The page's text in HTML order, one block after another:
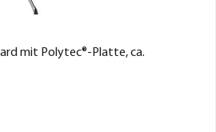
mit Polytec®-Platte, ca.